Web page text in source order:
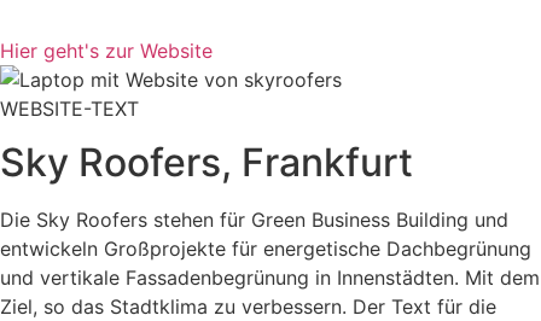
Hier geht's zur Website
WEBSITE-TEXT
Sky Roofers, Frankfurt
Die Sky Roofers stehen für Green Business Building und
entwickeln Großprojekte für energetische Dachbegrünung
und vertikale Fassadenbegrünung in Innenstädten. Mit dem
Ziel, so das Stadtklima zu verbessern. Der Text für die